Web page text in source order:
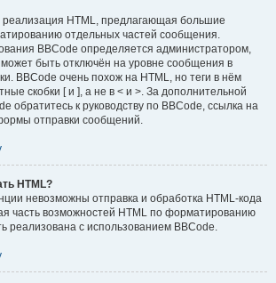
HTML, предлагающая большие
отдельных частей сообщения.
BBCode определяется администратором,
быть отключён на уровне сообщения в
BBCode очень похож на HTML, но теги в нём
скобки [ и ], а не в < и >. За дополнительной
обратитесь к руководству по BBCode, ссылка на
отправки сообщений.
HTML?
невозможны отправка и обработка HTML-кода
часть возможностей HTML по форматированию
реализована с использованием BBCode.